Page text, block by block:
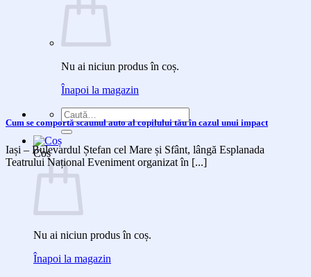
Nu ai niciun produs în coș.
Înapoi la magazin
Caută
după:
Coș
Nu ai niciun produs în coș.
Înapoi la magazin
Cum se comportă scaunul auto al copilului tău în cazul unui impact
Iași – Bulevardul Ștefan cel Mare și Sfânt, lângă Esplanada
Teatrului Național Eveniment organizat în [...]